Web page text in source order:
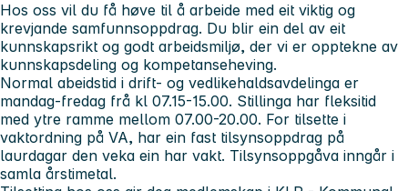
Hos oss vil du få høve til å arbeide med eit viktig og
krevjande samfunnsoppdrag. Du blir ein del av eit
kunnskapsrikt og godt arbeidsmiljø, der vi er opptekne av
kunnskapsdeling og kompetanseheving.
Normal abeidstid i drift- og vedlikehaldsavdelinga er
mandag-fredag frå kl 07.15-15.00. Stillinga har fleksitid
med ytre ramme mellom 07.00-20.00. For tilsette i
vaktordning på VA, har ein fast tilsynsoppdrag på
laurdagar den veka ein har vakt. Tilsynsoppgåva inngår i
samla årstimetal.